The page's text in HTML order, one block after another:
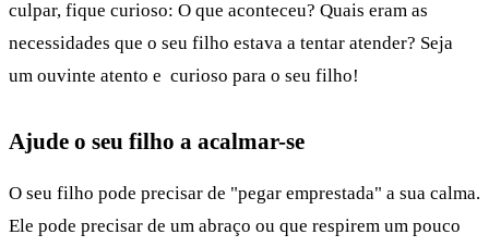
culpar, fique curioso: O que aconteceu? Quais eram as
necessidades que o seu filho estava a tentar atender? Seja
um ouvinte atento e curioso para o seu filho!
Ajude o seu filho a acalmar-se
O seu filho pode precisar de "pegar emprestada" a sua calma.
Ele pode precisar de um abraço ou que respirem um pouco